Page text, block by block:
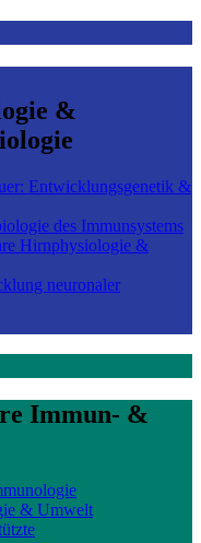
&
Entwicklungsgenetik &
des Immunsystems
Hirnphysiologie &
neuronaler
Immun- &
& Umwelt